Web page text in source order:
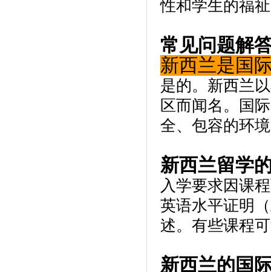
性和学生的福
常见问题解
新西兰是国
是的。新西兰
区而闻名。国
全、包容的环
新西兰留学
入学要求因课
英语水平证明
述。有些课程
新西兰的国